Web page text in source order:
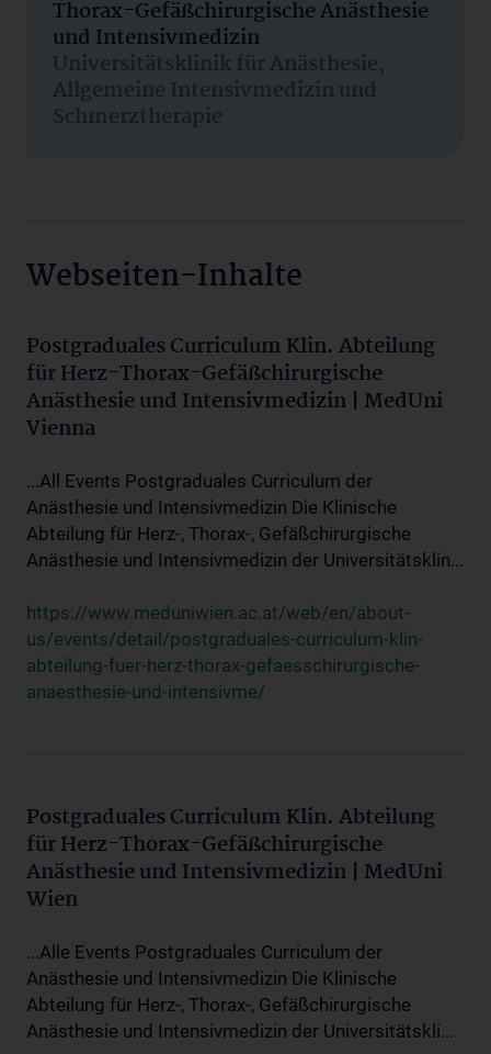
Thorax-Gefäßchirurgische Anästhesie
und Intensivmedizin
Universitätsklinik für Anästhesie,
Allgemeine Intensivmedizin und
Schmerztherapie
Webseiten-Inhalte
Postgraduales Curriculum Klin. Abteilung
für Herz-Thorax-Gefäßchirurgische
Anästhesie und Intensivmedizin | MedUni
Vienna
...All Events Postgraduales Curriculum der
Anästhesie und Intensivmedizin Die Klinische
Abteilung für Herz-, Thorax-, Gefäßchirurgische
Anästhesie und Intensivmedizin der Universitätsklin...
https://www.meduniwien.ac.at/web/en/about-
us/events/detail/postgraduales-curriculum-klin-
abteilung-fuer-herz-thorax-gefaesschirurgische-
anaesthesie-und-intensivme/
Postgraduales Curriculum Klin. Abteilung
für Herz-Thorax-Gefäßchirurgische
Anästhesie und Intensivmedizin | MedUni
Wien
...Alle Events Postgraduales Curriculum der
Anästhesie und Intensivmedizin Die Klinische
Abteilung für Herz-, Thorax-, Gefäßchirurgische
Anästhesie und Intensivmedizin der Universitätskli...